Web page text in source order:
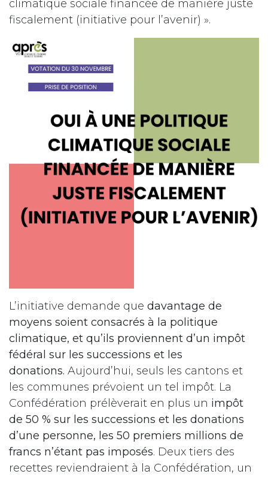
climatique sociale financée de manière juste
fiscalement (initiative pour l’avenir) ».
L’initiative demande que davantage de
moyens soient consacrés à la politique
climatique, et qu’ils proviennent d’un impôt
fédéral sur les successions et les
donations. Aujourd’hui, seuls les cantons et
les communes prévoient un tel impôt. La
Confédération prélèverait en plus un impôt
de 50 % sur les successions et les donations
d’une personne, les 50 premiers millions de
francs n’étant pas imposés. Deux tiers des
recettes reviendraient à la Confédération, un